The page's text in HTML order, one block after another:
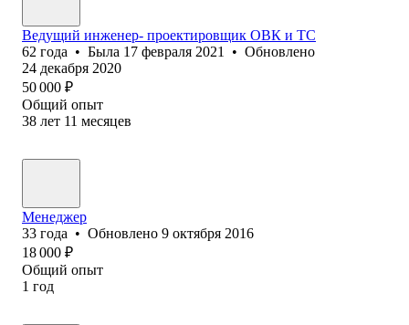
Ведущий инженер- проектировщик ОВК и ТС
62 года • Была 17 февраля 2021 • Обновлено
24 декабря 2020
50 000 ₽
Общий опыт
38 лет 11 месяцев
Менеджер
33 года • Обновлено 9 октября 2016
18 000 ₽
Общий опыт
1 год